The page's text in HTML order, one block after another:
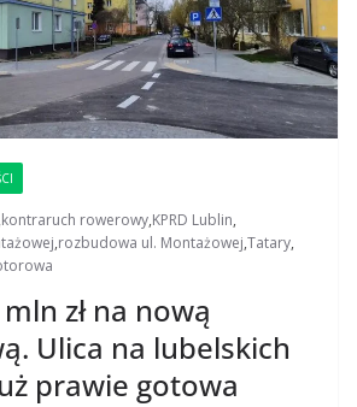
kontraruch rowerowy,KPRD Lublin,
,rozbudowa ul. Montażowej,Tatary,
zł na nową
Ulica na lubelskich
prawie gotowa